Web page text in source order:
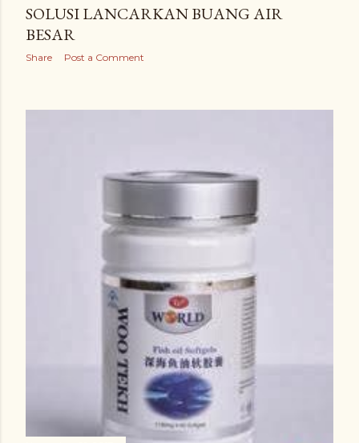
SOLUSI LANCARKAN BUANG AIR
BESAR
Share Post a Comment